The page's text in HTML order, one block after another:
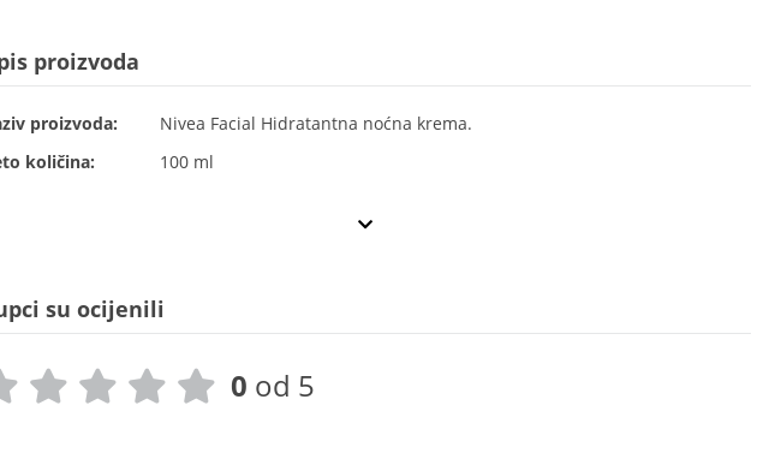
proizvoda
proizvoda:
Nivea Facial Hidratantna noćna krema.
količina:
100 ml
su ocijenili
0 od 5